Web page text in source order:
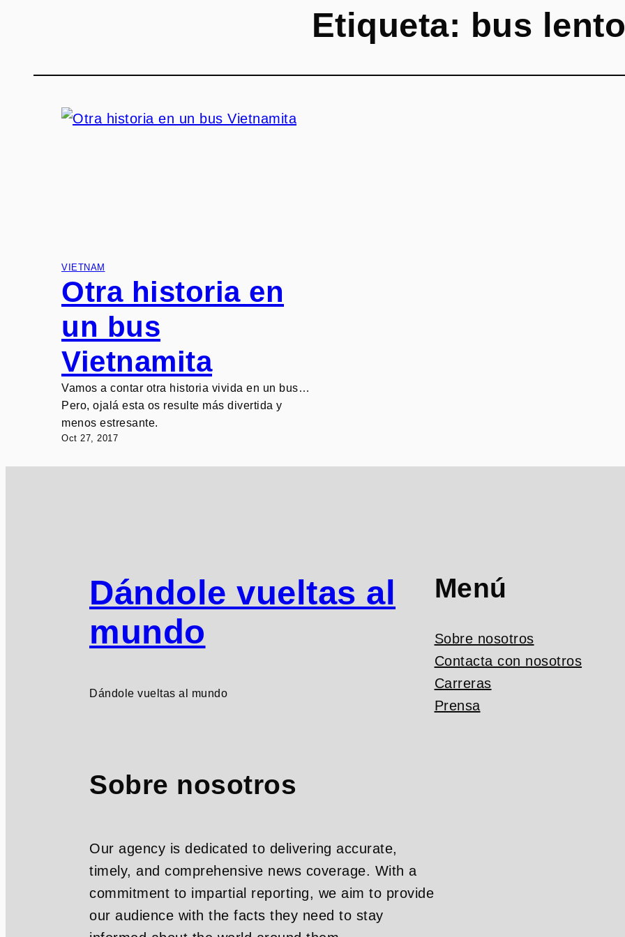
Etiqueta: bus
VIETNAM
Otra historia en
un bus
Vietnamita
Vamos a contar otra historia vivida en un bus…
Pero, ojalá esta os resulte más divertida y
menos estresante.
Oct 27, 2017
Dándole vueltas al
mundo
Dándole vueltas al mundo
Sobre nosotros
Our agency is dedicated to delivering accurate,
timely, and comprehensive news coverage. With a
commitment to impartial reporting, we aim to provide
our audience with the facts they need to stay
Menú
Sobre nosotros
Contacta con nosotros
Carreras
Prensa